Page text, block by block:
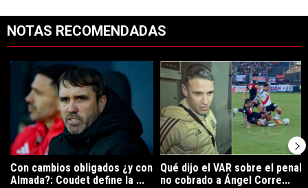
NOTAS RECOMENDADAS
Un artículo de tendencia con el título "Con cambios obligados ¿y
Con cambios obligados ¿y con
Almada?: Coudet define la ...
Un artículo de tendencia con el
Qué dijo el VAR sobre el penal
no cobrado a Ángel Corre...